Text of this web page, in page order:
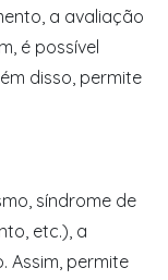
a avaliação
é possível
disso, permite
síndrome de
etc.), a
Assim, permite